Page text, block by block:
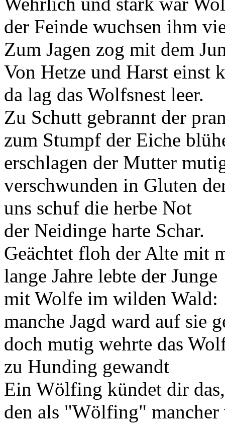
der Feinde wuchsen ihm
Zum Jagen zog mit dem
Von Hetze und Harst einst
da lag das Wolfsnest leer.
Zu Schutt gebrannt der
zum Stumpf der Eiche
erschlagen der Mutter
verschwunden in Gluten
uns schuf die herbe Not
der Neidinge harte Schar.
Geächtet floh der Alte mit
lange Jahre lebte der Junge
mit Wolfe im wilden Wald:
manche Jagd ward auf sie
doch mutig wehrte das
zu Hunding gewandt
Ein Wölfing kündet dir das,
den als "Wölfing"